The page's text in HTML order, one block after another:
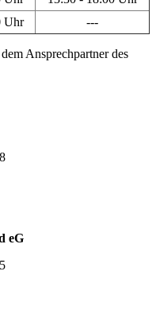
Uhr ---
Ansprechpartner des
eG